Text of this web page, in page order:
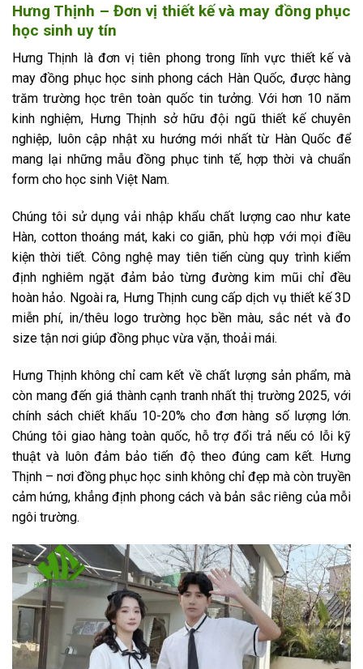
Hưng Thịnh – Đơn vị thiết kế và may đồng phục
học sinh uy tín
Hưng Thịnh là đơn vị tiên phong trong lĩnh vực thiết kế và
may đồng phục học sinh phong cách Hàn Quốc, được hàng
trăm trường học trên toàn quốc tin tưởng. Với hơn 10 năm
kinh nghiệm, Hưng Thịnh sở hữu đội ngũ thiết kế chuyên
nghiệp, luôn cập nhật xu hướng mới nhất từ Hàn Quốc để
mang lại những mẫu đồng phục tinh tế, hợp thời và chuẩn
form cho học sinh Việt Nam.
Chúng tôi sử dụng vải nhập khẩu chất lượng cao như kate
Hàn, cotton thoáng mát, kaki co giãn, phù hợp với mọi điều
kiện thời tiết. Công nghệ may tiên tiến cùng quy trình kiểm
định nghiêm ngặt đảm bảo từng đường kim mũi chỉ đều
hoàn hảo. Ngoài ra, Hưng Thịnh cung cấp dịch vụ thiết kế 3D
miễn phí, in/thêu logo trường học bền màu, sắc nét và đo
size tận nơi giúp đồng phục vừa vặn, thoải mái.
Hưng Thịnh không chỉ cam kết về chất lượng sản phẩm, mà
còn mang đến giá thành cạnh tranh nhất thị trường 2025, với
chính sách chiết khấu 10-20% cho đơn hàng số lượng lớn.
Chúng tôi giao hàng toàn quốc, hỗ trợ đổi trả nếu có lỗi kỹ
thuật và luôn đảm bảo tiến độ theo đúng cam kết. Hưng
Thịnh – nơi đồng phục học sinh không chỉ đẹp mà còn truyền
cảm hứng, khẳng định phong cách và bản sắc riêng của mỗi
ngôi trường.